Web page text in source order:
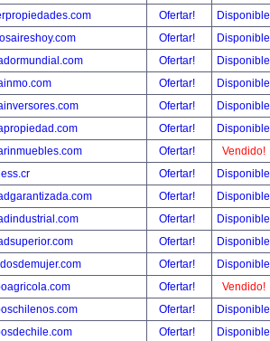
Ofertar!
Disponible
Ofertar!
Disponible
Ofertar!
Disponible
Ofertar!
Disponible
Ofertar!
Disponible
Ofertar!
Disponible
Ofertar!
Vendido!
Ofertar!
Disponible
Ofertar!
Disponible
Ofertar!
Disponible
Ofertar!
Disponible
Ofertar!
Disponible
Ofertar!
Vendido!
Ofertar!
Disponible
Ofertar!
Disponible